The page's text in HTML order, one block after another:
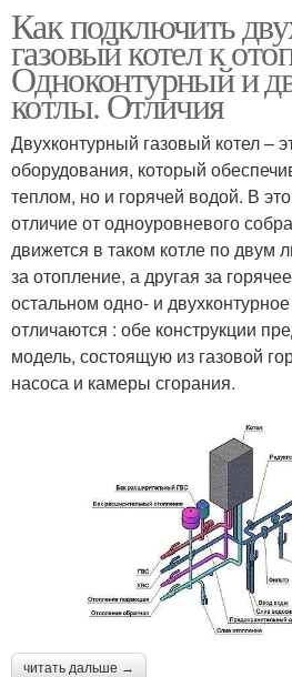
Как подключить
газовый котел к
Одноконтурный и
котлы. Отличия
Двухконтурный газовый котел –
оборудования, который
теплом, но и горячей водой. В
отличие от одноуровневого
движется в таком котле по двум
за отопление, а другая за
остальном одно- и
отличаются : обе конструкции
модель, состоящую из газовой
насоса и камеры сгорания.
читать дальше →